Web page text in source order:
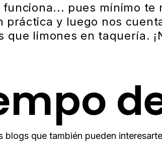
funciona... pues mínimo te
práctica y luego nos
que limones en taquería.
blogs que también pueden